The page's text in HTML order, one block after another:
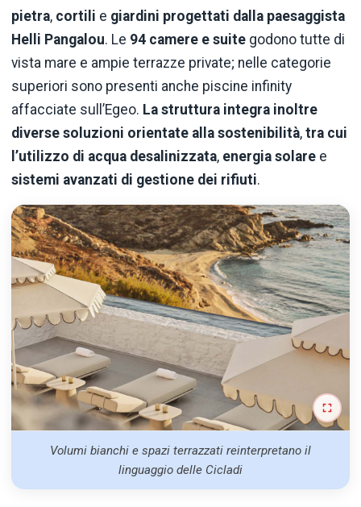
pietra, cortili e giardini progettati dalla paesaggista
Helli Pangalou. Le 94 camere e suite godono tutte di
vista mare e ampie terrazze private; nelle categorie
superiori sono presenti anche piscine infinity
affacciate sull’Egeo. La struttura integra inoltre
diverse soluzioni orientate alla sostenibilità, tra cui
l’utilizzo di acqua desalinizzata, energia solare e
sistemi avanzati di gestione dei rifiuti.
Volumi bianchi e spazi terrazzati reinterpretano il
linguaggio delle Cicladi